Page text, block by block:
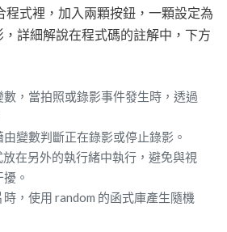
程式裡，加入兩顆按鈕，一顆設定為
詳細解說在程式碼的註解中，下方
，當拍照或錄影事件發生時，透過
變數判斷正在錄影或停止錄影。
放在另外的執行緒中執行，避免與視
。
，使用 random 的函式庫產生隨機